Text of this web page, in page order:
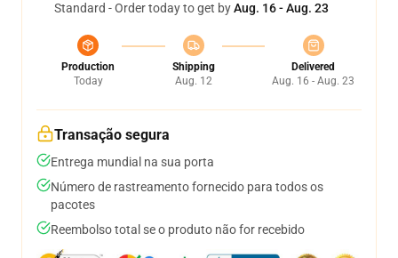
Standard - Order today to get byAug. 16 - Aug. 23
Production
Today
Shipping
Aug. 12
Delivered
Aug. 16 - Aug. 23
Transação segura
Entrega mundial na sua porta
Número de rastreamento fornecido para todos os
pacotes
Reembolso total se o produto não for recebido